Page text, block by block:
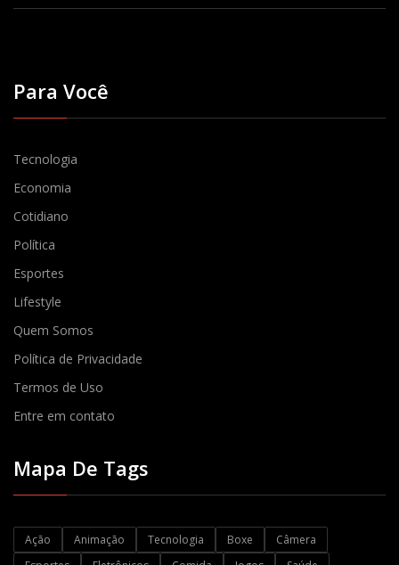
Para Você
Tecnologia
Economia
Cotidiano
Política
Esportes
Lifestyle
Quem Somos
Política de Privacidade
Termos de Uso
Entre em contato
Mapa De Tags
Ação Animação Tecnologia Boxe
Câmera